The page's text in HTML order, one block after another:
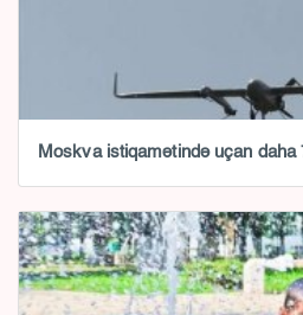
Moskva istiqamətində uçan daha